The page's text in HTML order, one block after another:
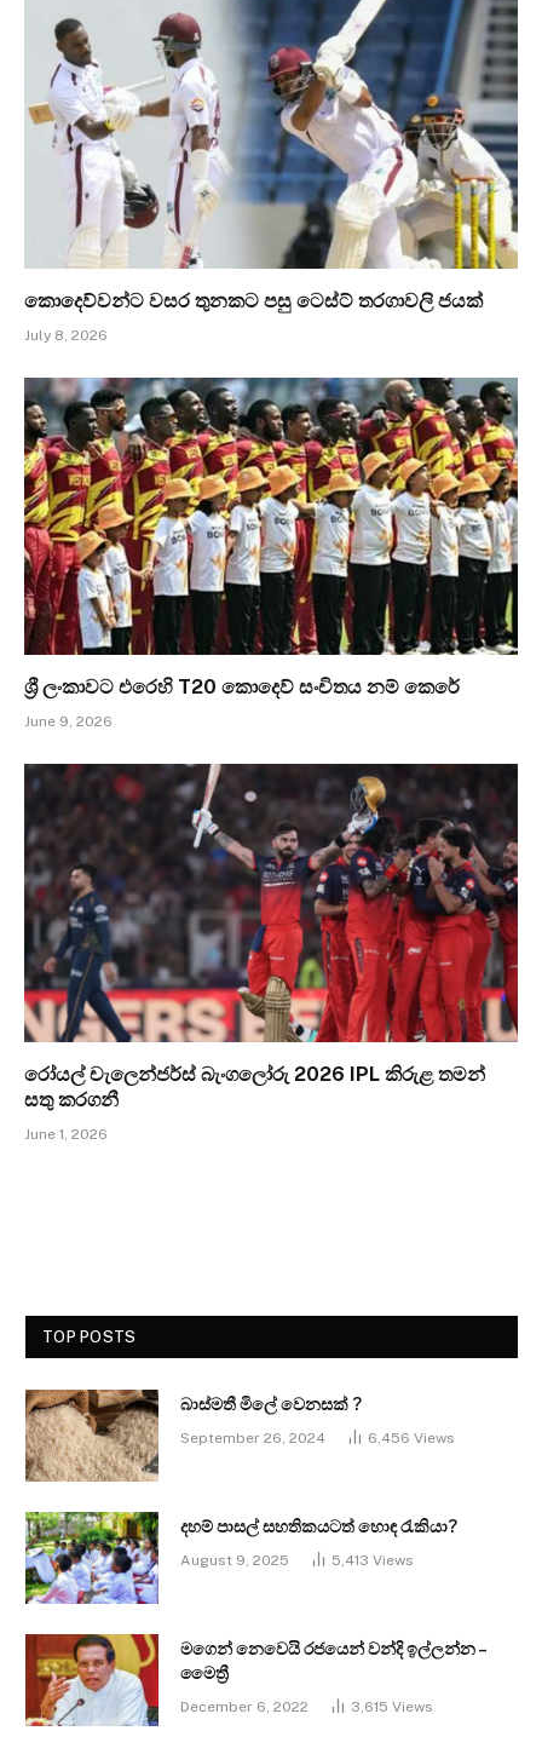
කොදෙව්වන්ට වසර තුනකට පසු ටෙස්ට් තරගාවලි ජයක්
July 8, 2026
ශ්‍රී ලංකාවට එරෙහි T20 කොදෙව් සංචිතය නම් කෙරේ
June 9, 2026
රෝයල් චැලෙන්ජර්ස් බැංගලෝරු 2026 IPL කිරුළ තමන්
සතු කරගනී
June 1, 2026
TOP POSTS
බාස්මතී මිලේ වෙනසක් ?
September 26, 2024 6,456 Views
දහම් පාසල් සහතිකයටත් හොඳ රැකියා?
August 9, 2025 5,413 Views
මගෙන් නෙවෙයි රජයෙන් වන්දි ඉල්ලන්න –
මෛත්‍රී
December 6, 2022 3,615 Views